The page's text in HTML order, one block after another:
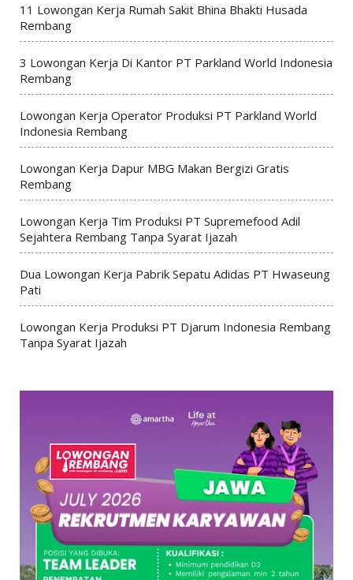
11 Lowongan Kerja Rumah Sakit Bhina Bhakti Husada
Rembang
3 Lowongan Kerja Di Kantor PT Parkland World Indonesia
Rembang
Lowongan Kerja Operator Produksi PT Parkland World
Indonesia Rembang
Lowongan Kerja Dapur MBG Makan Bergizi Gratis
Rembang
Lowongan Kerja Tim Produksi PT Supremefood Adil
Sejahtera Rembang Tanpa Syarat Ijazah
Dua Lowongan Kerja Pabrik Sepatu Adidas PT Hwaseung
Pati
Lowongan Kerja Produksi PT Djarum Indonesia Rembang
Tanpa Syarat Ijazah